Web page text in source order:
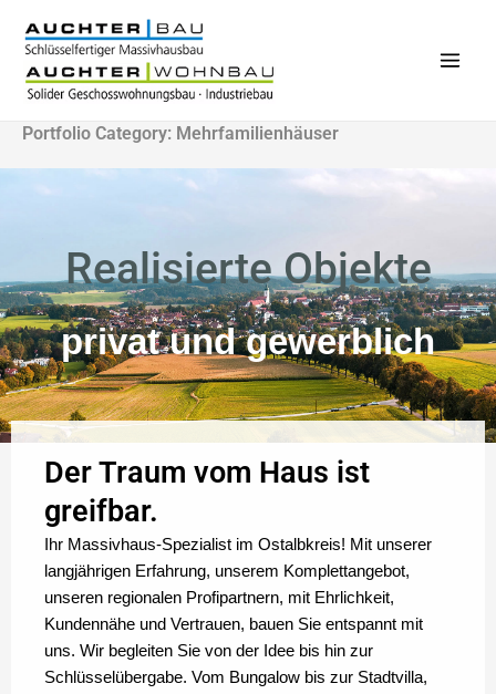
Inhalt
springen
Portfolio Category: Mehrfamilienhäuser
Realisierte Objekte
privat und gewerblich
Der Traum vom Haus ist
greifbar.
Ihr Massivhaus-Spezialist im Ostalbkreis! Mit unserer
langjährigen Erfahrung, unserem Komplettangebot,
unseren regionalen Profipartnern, mit Ehrlichkeit,
Kundennähe und Vertrauen, bauen Sie entspannt mit
uns. Wir begleiten Sie von der Idee bis hin zur
Schlüsselübergabe. Vom Bungalow bis zur Stadtvilla,